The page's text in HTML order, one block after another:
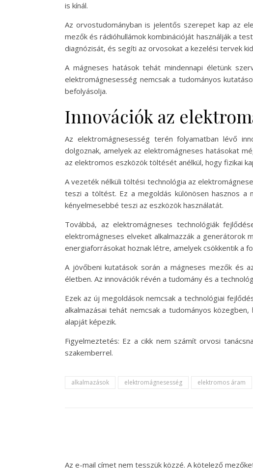
is kínál.
Az orvostudományban is jelentős szerepet kap az
mezők és rádióhullámok kombinációját használják a
diagnózisát, és segíti az orvosokat a kezelési tervek
A mágneses hatások tehát mindennapi életünk
elektromágnesesség nemcsak a tudományos
befolyásolja.
Innovációk az
Az elektromágnesesség terén folyamatban lévő
dolgoznak, amelyek az elektromágneses hatásokat
az elektromos eszközök töltését anélkül, hogy fizikai
A vezeték nélküli töltési technológia az
teszi a töltést. Ez a megoldás különösen hasznos a
kényelmesebbé teszi az eszközök használatát.
Továbbá, az elektromágneses technológiák
elektromágneses elveket alkalmazzák a generátorok
energiaforrásokat hoznak létre, amelyek csökkentik a
A jövőbeni kutatások során a mágneses mezők és
életben. Az innovációk révén a tudomány és a
Ezek az új megoldások nemcsak a technológiai
alkalmazásai tehát nemcsak a tudományos
alapját képezik.
Figyelmeztetés: Ez a cikk nem számít orvosi
szakemberrel.
alkalmazások elektromágnesesség elektromos áram
Az e-mail címet nem tesszük közzé. A kötelező